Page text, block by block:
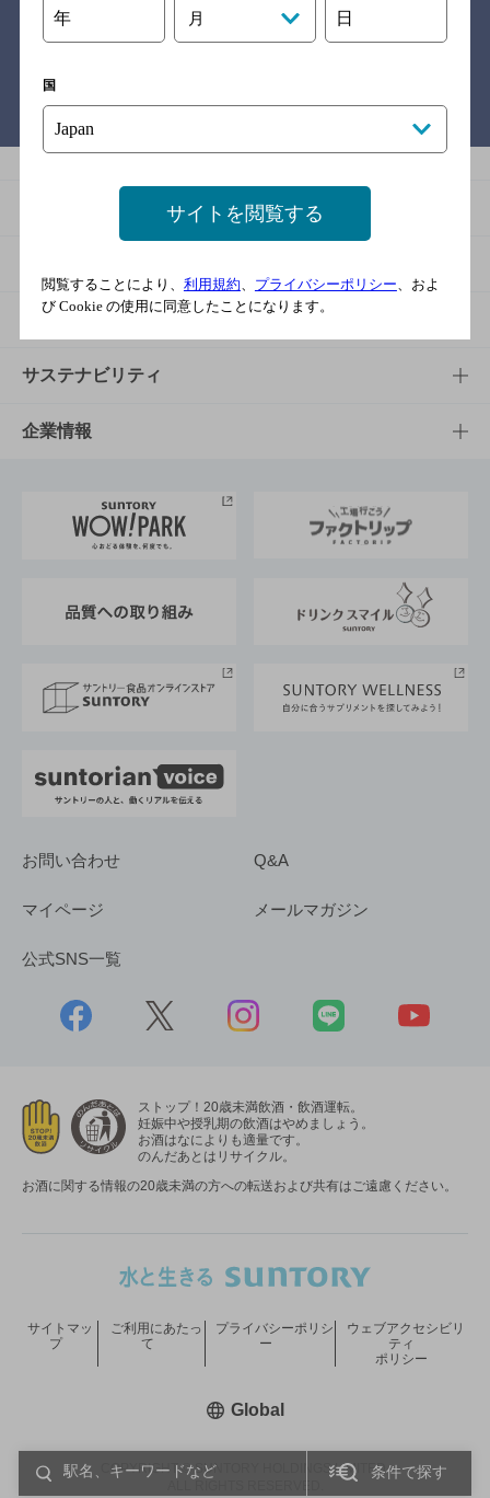
条件で探す
関連リンク
バー検索サイト［BAR-NAVI］
商品一覧
商品発売情報
栄養成分一覧
知る・楽しむTOP
キャンペーン
工場見学
地域情報
文化・スポーツ
文化・スポーツTOP
サントリーホール
サントリーサンバーズ大阪
サステナビリティ
サステナビリティTOP
サントリーが考えるサステナビリティ経営
企業情報
企業概要
採用情報
お問い合わせ Q&A
マイページ メールマガジン
公式SNS一覧
ストップ！20歳未満飲酒・飲酒運転。
妊娠中や授乳期の飲酒はやめましょう。
お酒はなによりも適量です。
のんだあとはリサイクル。
お酒に関する情報の20歳未満の方への転送および共有はご遠慮ください。
COPYRIGHT © SUNTORY HOLDINGS LIMITED.
サイトマッ
プ
ご利用にあたっ
て
プライバシーポリシ
ー
ウェブアクセシビリ
ティ
ポリシー
Global新しいウィンドウで開く
年 月 日
国
サイトを閲覧する
閲覧することにより、 利用規約、 プライバシーポリシー、およ
び Cookie の使用に同意したことになります。